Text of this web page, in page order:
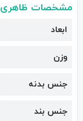
مشخصات ظاهری
ابعاد
وزن
جنس بدنه
جنس بند